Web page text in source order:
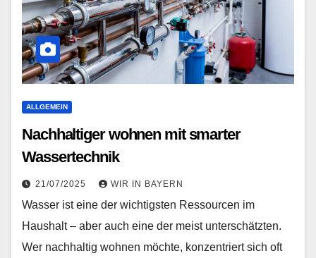
ALLGEMEIN
Nachhaltiger wohnen mit smarter
Wassertechnik
21/07/2025 WIR IN BAYERN
Wasser ist eine der wichtigsten Ressourcen im
Haushalt – aber auch eine der meist unterschätzten.
Wer nachhaltig wohnen möchte, konzentriert sich oft